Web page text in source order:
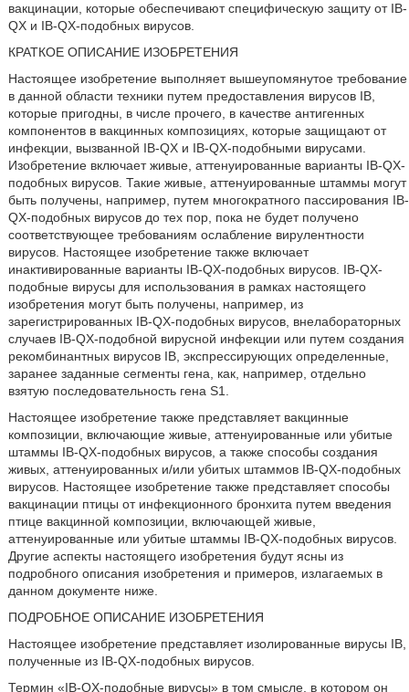
вакцинации, которые обеспечивают специфическую защиту от IB-
QX и IB-QX-подобных вирусов.
КРАТКОЕ ОПИСАНИЕ ИЗОБРЕТЕНИЯ
Настоящее изобретение выполняет вышеупомянутое требование
в данной области техники путем предоставления вирусов IB,
которые пригодны, в числе прочего, в качестве антигенных
компонентов в вакцинных композициях, которые защищают от
инфекции, вызванной IB-QX и IB-QX-подобными вирусами.
Изобретение включает живые, аттенуированные варианты IB-QX-
подобных вирусов. Такие живые, аттенуированные штаммы могут
быть получены, например, путем многократного пассирования IB-
QX-подобных вирусов до тех пор, пока не будет получено
соответствующее требованиям ослабление вирулентности
вирусов. Настоящее изобретение также включает
инактивированные варианты IB-QX-подобных вирусов. IB-QX-
подобные вирусы для использования в рамках настоящего
изобретения могут быть получены, например, из
зарегистрированных IB-QX-подобных вирусов, внелабораторных
случаев IB-QX-подобной вирусной инфекции или путем создания
рекомбинантных вирусов IB, экспрессирующих определенные,
заранее заданные сегменты гена, как, например, отдельно
взятую последовательность гена S1.
Настоящее изобретение также представляет вакцинные
композиции, включающие живые, аттенуированные или убитые
штаммы IB-QX-подобных вирусов, а также способы создания
живых, аттенуированных и/или убитых штаммов IB-QX-подобных
вирусов. Настоящее изобретение также представляет способы
вакцинации птицы от инфекционного бронхита путем введения
птице вакцинной композиции, включающей живые,
аттенуированные или убитые штаммы IB-QX-подобных вирусов.
Другие аспекты настоящего изобретения будут ясны из
подробного описания изобретения и примеров, излагаемых в
данном документе ниже.
ПОДРОБНОЕ ОПИСАНИЕ ИЗОБРЕТЕНИЯ
Настоящее изобретение представляет изолированные вирусы IB,
полученные из IB-QX-подобных вирусов.
Термин «IB-QX-подобные вирусы» в том смысле, в котором он